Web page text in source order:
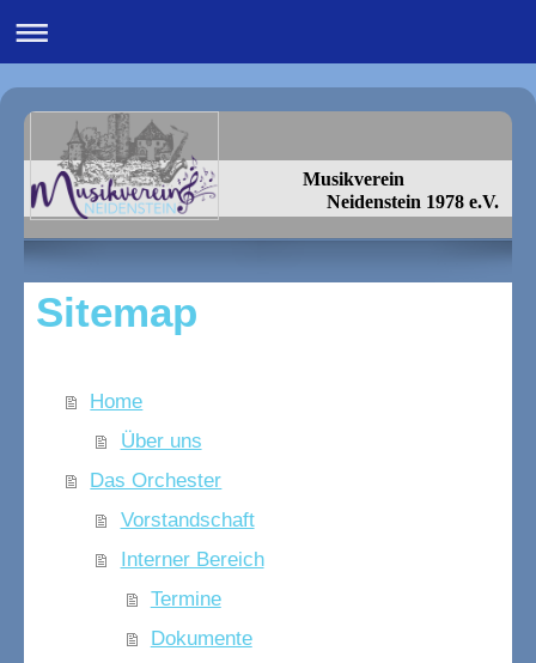
Musikverein
Neidenstein 1978 e.V.
Sitemap
Home
Über uns
Das Orchester
Vorstandschaft
Interner Bereich
Termine
Dokumente